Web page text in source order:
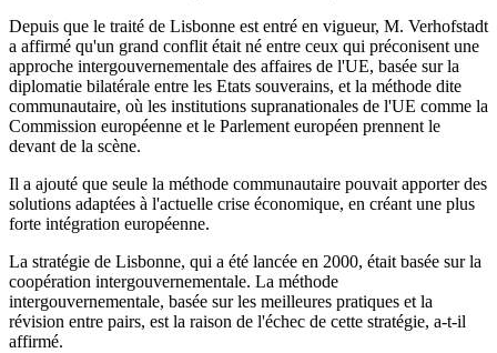
Depuis que le traité de Lisbonne est entré en vigueur, M. Verhofstadt
a affirmé qu'un grand conflit était né entre ceux qui préconisent une
approche intergouvernementale des affaires de l'UE, basée sur la
diplomatie bilatérale entre les Etats souverains, et la méthode dite
communautaire, où les institutions supranationales de l'UE comme la
Commission européenne et le Parlement européen prennent le
devant de la scène.
Il a ajouté que seule la méthode communautaire pouvait apporter des
solutions adaptées à l'actuelle crise économique, en créant une plus
forte intégration européenne.
La stratégie de Lisbonne, qui a été lancée en 2000, était basée sur la
coopération intergouvernementale. La méthode
intergouvernementale, basée sur les meilleures pratiques et la
révision entre pairs, est la raison de l'échec de cette stratégie, a-t-il
affirmé.